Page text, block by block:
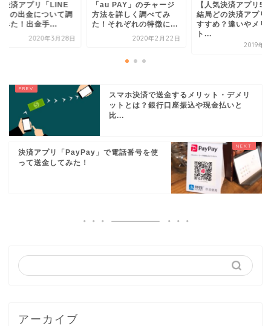
決済アプリ「LINE
の出金について調
みた！出金手...
2020年3月28日
「au PAY」のチャージ
方法を詳しく調べてみ
た！それぞれの特徴に...
2020年2月22日
【人気決済アプリ5
結局どの決済アプリ
すすめ？違いやメリ
ト...
2019年4
スマホ決済で送金するメリット・デメリ
ットとは？銀行口座振込や現金払いと
比...
決済アプリ「PayPay」で電話番号を使
って送金してみた！
アーカイブ